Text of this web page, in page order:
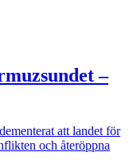
–
att landet för
och återöppna